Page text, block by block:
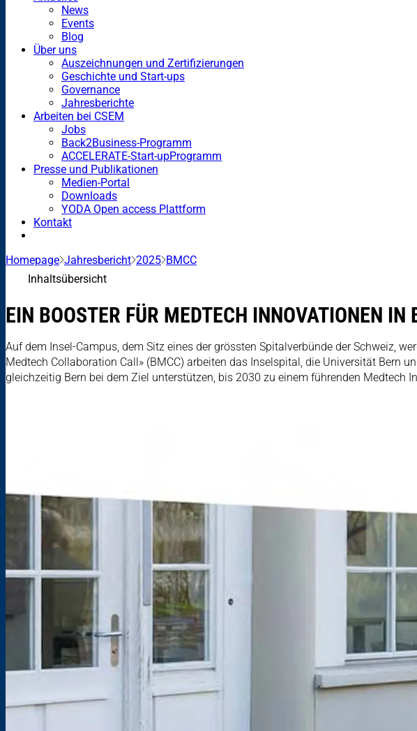
News
Events
Blog
Über uns
Auszeichnungen und Zertifizierungen
Geschichte und Start-ups
Governance
Jahresberichte
Arbeiten bei CSEM
Jobs
Back2Business-Programm
ACCELERATE-Start-upProgramm
Presse und Publikationen
Medien-Portal
Downloads
YODA Open access Plattform
Kontakt
Homepage Jahresbericht 2025 BMCC
Inhaltsübersicht
EIN BOOSTER FÜR MEDTECH INNOVATIONEN IN
Auf dem Insel-Campus, dem Sitz eines der grössten Spitalverbünde der Schweiz,
Medtech Collaboration Call» (BMCC) arbeiten das Inselspital, die Universität Bern
gleichzeitig Bern bei dem Ziel unterstützen, bis 2030 zu einem führenden Medtech